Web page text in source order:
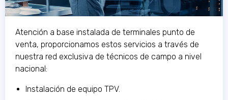
Atención a base instalada de terminales punto de
venta, proporcionamos estos servicios a través de
nuestra red exclusiva de técnicos de campo a nivel
nacional:
Instalación de equipo TPV.